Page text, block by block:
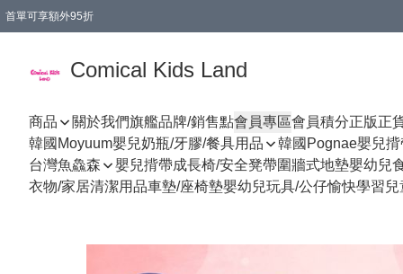
首單可享額外95折
Comical Kids Land
商品 關於我們旗艦品牌/銷售點會員專區會員積分正版正
韓國Moyuum嬰兒奶瓶/牙膠/餐具用品
韓國Pognae嬰兒揹
台灣魚鱻森
嬰兒揹帶成長椅/安全凳帶圍牆式地墊嬰幼兒
衣物/家居清潔用品車墊/座椅墊嬰幼兒玩具/公仔愉快學習